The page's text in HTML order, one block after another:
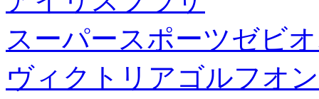
スーパースポーツゼビ
ヴィクトリアゴルフオ